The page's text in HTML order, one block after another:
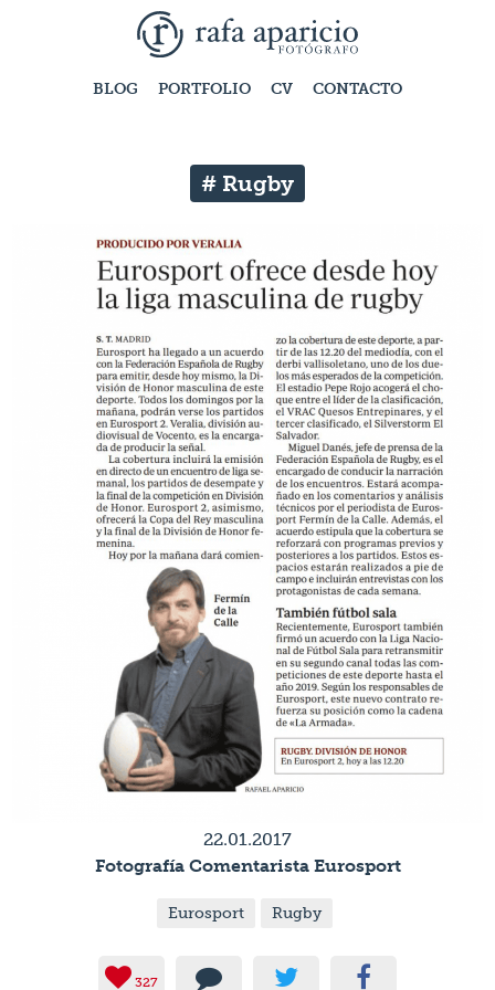
BLOG PORTFOLIO CV CONTACTO
# Rugby
22.01.2017
Fotografía Comentarista Eurosport
Eurosport Rugby
327